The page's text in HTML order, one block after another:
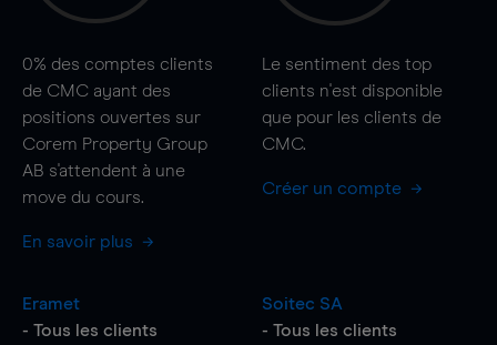
0% des comptes clients
de CMC ayant des
positions ouvertes sur
Corem Property Group
AB s'attendent à une
move du cours.
En savoir plus
Le sentiment des top
clients n'est disponible
que pour les clients de
CMC.
Créer un compte
Eramet
- Tous les clients
Soitec SA
- Tous les clients